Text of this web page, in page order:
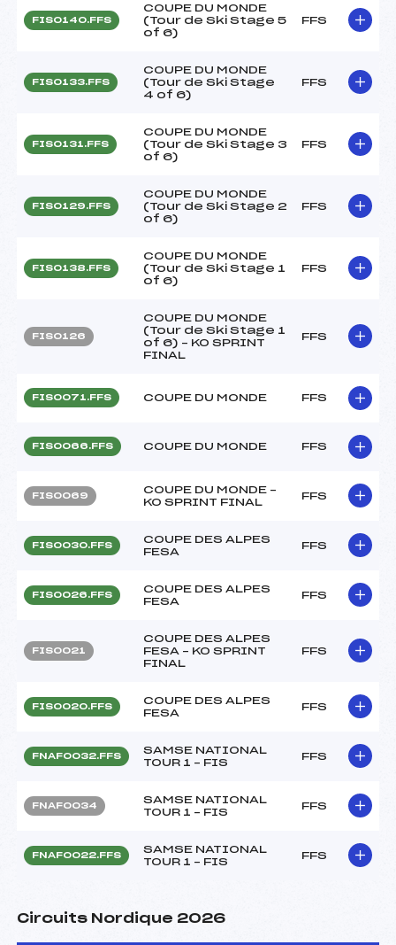
FIS0140.FFS
COUPE DU MONDE
(Tour de Ski Stage 5
of 6)
FFS
FIS0133.FFS
COUPE DU MONDE
(Tour de Ski Stage
4 of 6)
FFS
FIS0131.FFS
COUPE DU MONDE
(Tour de Ski Stage 3
of 6)
FFS
FIS0129.FFS
COUPE DU MONDE
(Tour de Ski Stage 2
of 6)
FFS
FIS0138.FFS
COUPE DU MONDE
(Tour de Ski Stage 1
of 6)
FFS
FIS0126
COUPE DU MONDE
(Tour de Ski Stage 1
of 6) – KO SPRINT
FINAL
FFS
FIS0071.FFS COUPE DU MONDE FFS
FIS0066.FFS COUPE DU MONDE FFS
FIS0069
COUPE DU MONDE –
KO SPRINT FINAL
FFS
FIS0030.FFS
COUPE DES ALPES
FESA
FFS
FIS0026.FFS
COUPE DES ALPES
FESA
FFS
FIS0021
COUPE DES ALPES
FESA – KO SPRINT
FINAL
FFS
FIS0020.FFS
COUPE DES ALPES
FESA
FFS
FNAF0032.FFS
SAMSE NATIONAL
TOUR 1 – FIS
FFS
FNAF0034
SAMSE NATIONAL
TOUR 1 – FIS
FFS
FNAF0022.FFS
SAMSE NATIONAL
TOUR 1 – FIS
FFS
Circuits Nordique 2026